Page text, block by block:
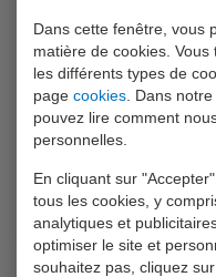
Dans cette fenêtre, vous
matière de cookies.
les différents types de
page cookies . Dans notre
pouvez lire comment
personnelles.
En cliquant sur
tous les cookies, y
analytiques et
optimiser le site et
souhaitez pas, cliquez
Afin de répondre à la
vigueur, nous
appareils de
contre le
mentions officielles